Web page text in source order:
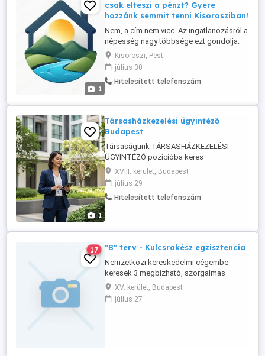
1
csak elteszi a pénzt? Gyere
hozzánk semmit tenni Kisorosziban!
Nem, a cím nem vicc. Az ingatlanozásról a
népesség nagy többsége ezt gondolja.
Ennek tükrében ingatlan irodánk referens-
üzlettársat keres a Szentendrei szigeten
és környékén, elsősorban helyi lakos
személyében. Tapasztalat nem
nincs semmiféle havi, vagy ...
Kisoroszi, Pest
július 30
Hitelesített telefonszám
1
Társasházkezelési ügyintéző
Budapest
Társaságunk TÁRSASHÁZKEZELÉSI
ÜGYINTÉZŐ pozícióba keres
munkavállalót. Munkakör célja:
Kapcsolattartás a társasházi
tulajdonosokkal és lakókkal, társasházak
gazdasági és műszaki üzemeltetési
tulajdont képező föld, építmény, ...
XVIII. kerület, Budapest
július 29
Hitelesített telefonszám
17 "B" terv - Kulcsrakész egzisztencia
Nemzetközi kereskedelmi cégembe
keresek 3 megbízható, szorgalmas
kollégát. Sokrétű, kötetlen, szellemi
szervezőmunka. Otthonról is végezhető.
Lehet fő ill. mellékállásban végezni.
XV. kerület, Budapest
július 27